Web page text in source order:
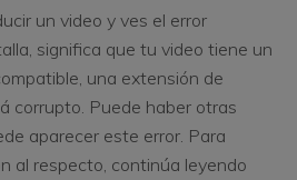
un video y ves el error
significa que tu video tiene un
una extensión de
corrupto. Puede haber otras
aparecer este error. Para
al respecto, continúa leyendo